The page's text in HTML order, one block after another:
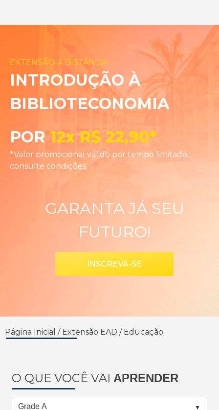
EXTENSÃO A DISTÂNCIA
INTRODUÇÃO À
BIBLIOTECONOMIA
POR12x R$ 22,90*
*Valor promocional válido por tempo limitado,
consulte condições.
GARANTA JÁ SEU
FUTURO!
INSCREVA-SE
Página Inicial / Extensão EAD / Educação
O QUE VOCÊ VAI APRENDER